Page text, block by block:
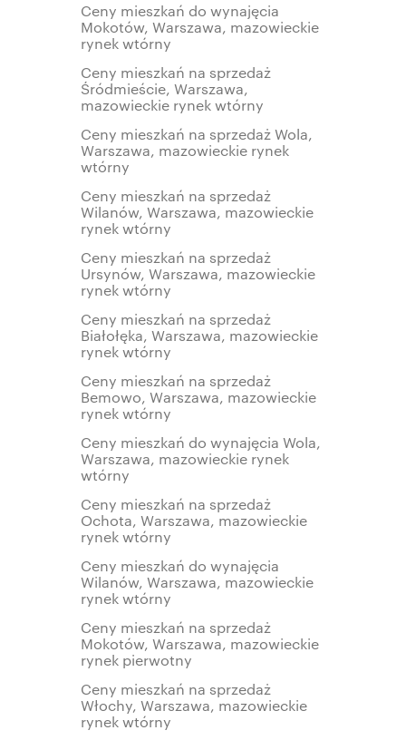
Ceny mieszkań do wynajęcia
Mokotów, Warszawa, mazowieckie
rynek wtórny
Ceny mieszkań na sprzedaż
Śródmieście, Warszawa,
mazowieckie rynek wtórny
Ceny mieszkań na sprzedaż Wola,
Warszawa, mazowieckie rynek
wtórny
Ceny mieszkań na sprzedaż
Wilanów, Warszawa, mazowieckie
rynek wtórny
Ceny mieszkań na sprzedaż
Ursynów, Warszawa, mazowieckie
rynek wtórny
Ceny mieszkań na sprzedaż
Białołęka, Warszawa, mazowieckie
rynek wtórny
Ceny mieszkań na sprzedaż
Bemowo, Warszawa, mazowieckie
rynek wtórny
Ceny mieszkań do wynajęcia Wola,
Warszawa, mazowieckie rynek
wtórny
Ceny mieszkań na sprzedaż
Ochota, Warszawa, mazowieckie
rynek wtórny
Ceny mieszkań do wynajęcia
Wilanów, Warszawa, mazowieckie
rynek wtórny
Ceny mieszkań na sprzedaż
Mokotów, Warszawa, mazowieckie
rynek pierwotny
Ceny mieszkań na sprzedaż
Włochy, Warszawa, mazowieckie
rynek wtórny